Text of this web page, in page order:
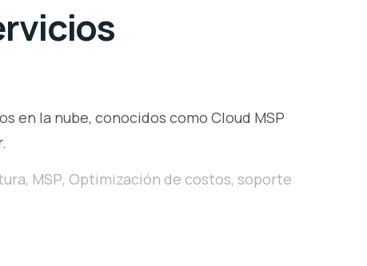
en la nube, conocidos como Cloud MSP
, MSP, Optimización de costos, soporte